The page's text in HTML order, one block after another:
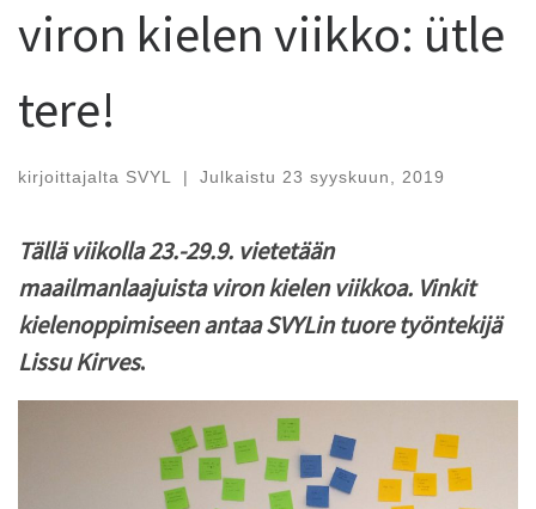
viron kielen viikko: ütle
tere!
kirjoittajalta SVYL | Julkaistu 23 syyskuun, 2019
Tällä viikolla 23.-29.9. vietetään
maailmanlaajuista viron kielen viikkoa. Vinkit
kielenoppimiseen antaa SVYLin tuore työntekijä
Lissu Kirves.